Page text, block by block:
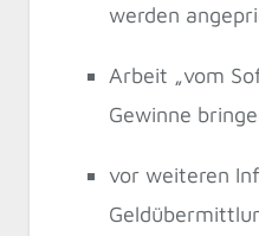
werden
Arbeit „vom
Gewinne
vor weiteren